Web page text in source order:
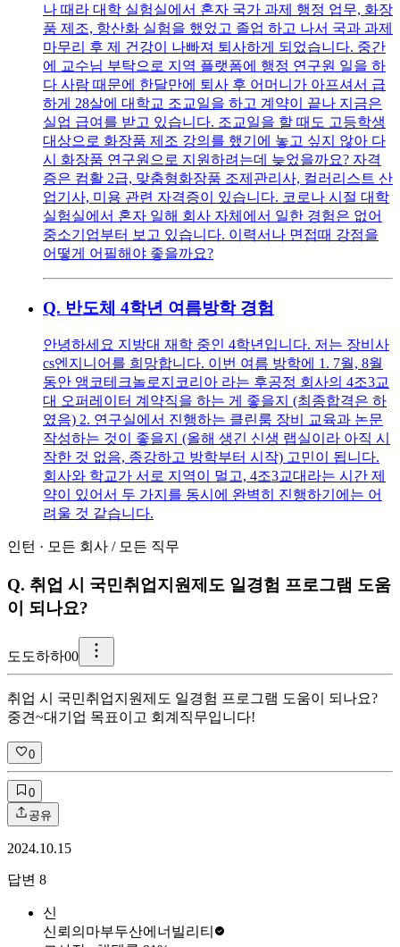
나 때라 대학 실험실에서 혼자 국가 과제 행정 업무, 화장
품 제조, 항산화 실험을 했었고 졸업 하고 나서 국과 과제
마무리 후 제 건강이 나빠져 퇴사하게 되었습니다. 중간
에 교수님 부탁으로 지역 플랫폼에 행정 연구원 일을 하
다 사람 때문에 한달만에 퇴사 후 어머니가 아프셔서 급
하게 28살에 대학교 조교일을 하고 계약이 끝나 지금은
실업 급여를 받고 있습니다. 조교일을 할 때도 고등학생
대상으로 화장품 제조 강의를 했기에 놓고 싶지 않아 다
시 화장품 연구원으로 지원하려는데 늦었을까요? 자격
증은 컴활 2급, 맞춤형화장품 조제관리사, 컬러리스트 산
업기사, 미용 관련 자격증이 있습니다. 코로나 시절 대학
실험실에서 혼자 일해 회사 자체에서 일한 경험은 없어
중소기업부터 보고 있습니다. 이력서나 면접때 강점을
어떻게 어필해야 좋을까요?
Q. 반도체 4학년 여름방학 경험
안녕하세요 지방대 재학 중인 4학년입니다. 저는 장비사
cs엔지니어를 희망합니다. 이번 여름 방학에 1. 7월, 8월
동안 앰코테크놀로지코리아 라는 후공정 회사의 4조3교
대 오퍼레이터 계약직을 하는 게 좋을지 (최종합격은 하
였음) 2. 연구실에서 진행하는 클린룸 장비 교육과 논문
작성하는 것이 좋을지 (올해 생긴 신생 랩실이라 아직 시
작한 것 없음, 종강하고 방학부터 시작) 고민이 됩니다.
회사와 학교가 서로 지역이 멀고, 4조3교대라는 시간 제
약이 있어서 두 가지를 동시에 완벽히 진행하기에는 어
려울 것 같습니다.
인턴 · 모든 회사 / 모든 직무
Q. 취업 시 국민취업지원제도 일경험 프로그램 도움
이 되나요?
도 도하하00
취업 시 국민취업지원제도 일경험 프로그램 도움이 되나요?
중견~대기업 목표이고 회계직무입니다!
0
0
공유
2024.10.15
답변 8
신
신뢰의마부두산에너빌리티